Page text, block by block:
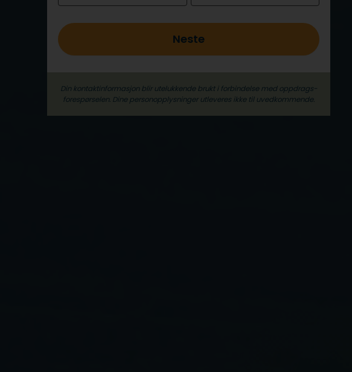
Neste
Din kontaktinformasjon blir utelukkende brukt i forbindelse med oppdrags­
forespørselen. Dine person­­opplysninger utleveres ikke til uvedkommende.